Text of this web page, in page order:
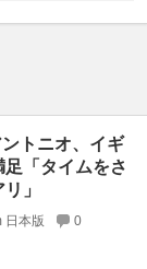
トニオ、イギ
「タイムをさ
」
日本版 0